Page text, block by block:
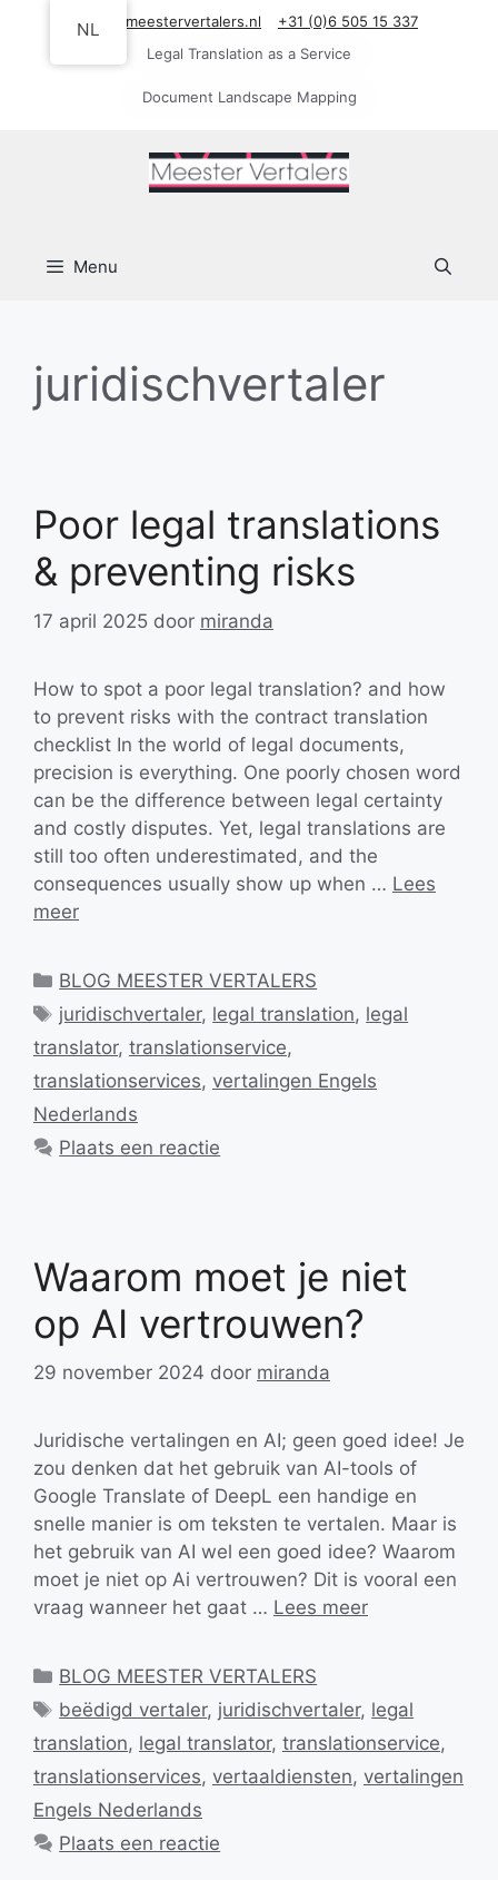
info@meestervertalers.nl
+31 (0)6 505 15 337
Legal Translation as a Service
Document Landscape Mapping
Menu
juridischvertaler
Poor legal translations
& preventing risks
17 april 2025 door miranda
How to spot a poor legal translation? and how
to prevent risks with the contract translation
checklist In the world of legal documents,
precision is everything. One poorly chosen word
can be the difference between legal certainty
and costly disputes. Yet, legal translations are
still too often underestimated, and the
consequences usually show up when … Lees
meer
Categorieën
BLOG MEESTER VERTALERS
Tags
juridischvertaler, legal translation, legal
translator, translationservice,
translationservices, vertalingen Engels
Nederlands
Plaats een reactie
Waarom moet je niet
op AI vertrouwen?
29 november 2024 door miranda
Juridische vertalingen en AI; geen goed idee! Je
zou denken dat het gebruik van AI-tools of
Google Translate of DeepL een handige en
snelle manier is om teksten te vertalen. Maar is
het gebruik van AI wel een goed idee? Waarom
moet je niet op Ai vertrouwen? Dit is vooral een
vraag wanneer het gaat … Lees meer
Categorieën
BLOG MEESTER VERTALERS
Tags
beëdigd vertaler, juridischvertaler, legal
translation, legal translator, translationservice,
translationservices, vertaaldiensten, vertalingen
Engels Nederlands
Plaats een reactie
NL